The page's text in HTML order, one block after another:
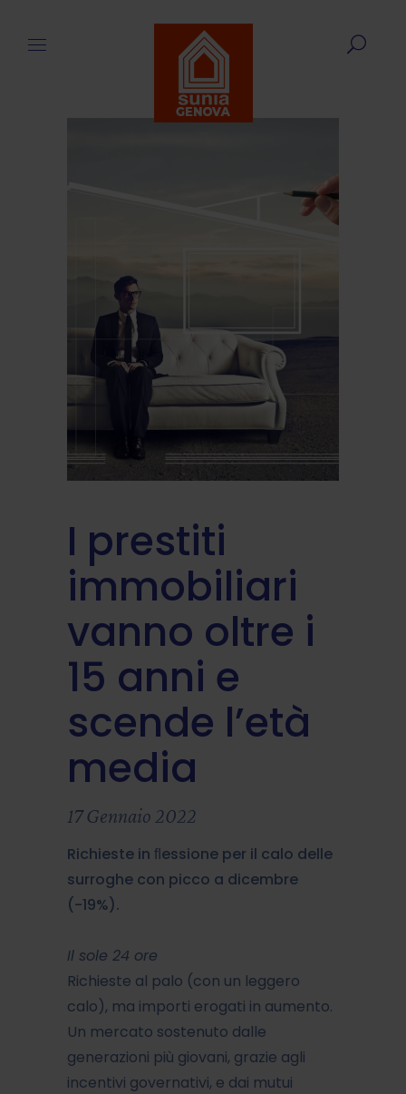
I prestiti
immobiliari
vanno oltre i
15 anni e
scende l’età
media
17 Gennaio 2022
Richieste in ﬂessione per il calo delle
surroghe con picco a dicembre
(-19%).
Il sole 24 ore
Richieste al palo (con un leggero
calo), ma importi erogati in aumento.
Un mercato sostenuto dalle
generazioni più giovani, grazie agli
incentivi governativi, e dai mutui